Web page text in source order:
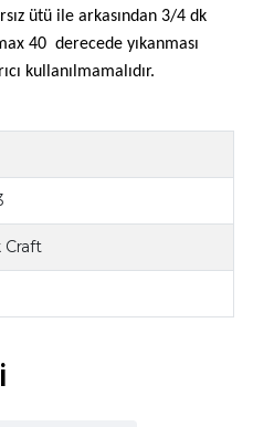
ütü ile arkasından 3/4 dk
40 derecede yıkanması
kullanılmamalıdır.
Craft